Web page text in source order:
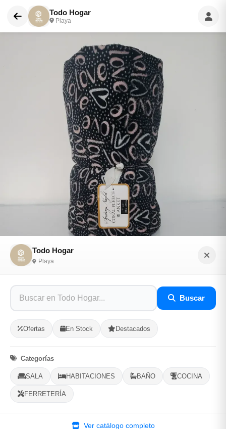
Todo Hogar
Playa
Todo Hogar
Playa
Buscar
Ofertas En Stock Destacados
Categorías
SALA HABITACIONES BAÑO COCINA
FERRETERÍA
Ver catálogo completo
Colchas antialérgicas
Sé el primero en opinar
SKU: TODO-H-73242
En Stock, 1 Disponibles
Listo para Entregar